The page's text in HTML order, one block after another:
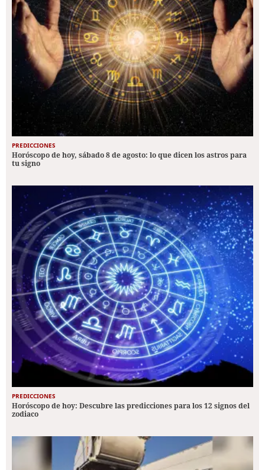
PREDICCIONES
Horóscopo de hoy, sábado 8 de agosto: lo que dicen los astros para
tu signo
PREDICCIONES
Horóscopo de hoy: Descubre las predicciones para los 12 signos del
zodiaco